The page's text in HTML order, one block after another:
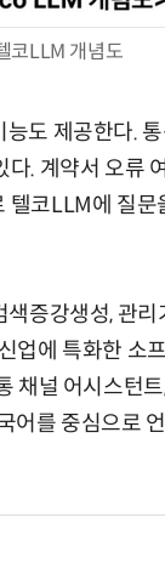
코LLM 개념도
도 제공한다.
. 계약서 오류
코LLM에 질
증강생성, 관
업에 특화한 소
채널 어시스턴
어를 중심으로